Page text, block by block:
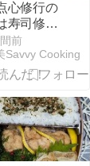
心修行の
寿司修
？笑】に
寿司
前
Savvy Cooking